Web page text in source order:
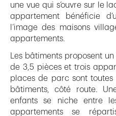
une vue qui s’ouvre sur le
appartement bénéficie
l’image des maisons
appartements.
Les bâtiments proposent
de 3,5 pièces et trois
places de parc sont toutes
bâtiments, côté route.
enfants se niche entre
appartements se